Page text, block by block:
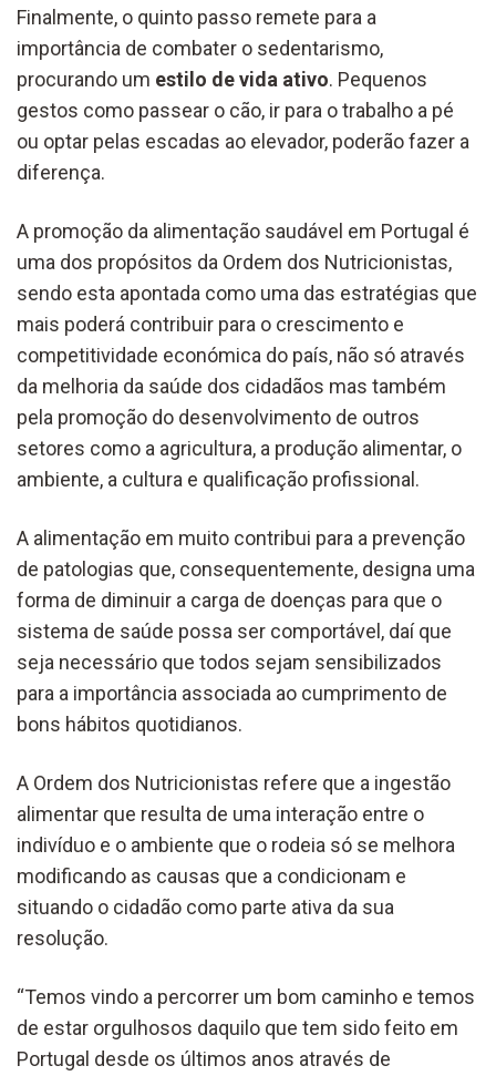
Finalmente, o quinto passo remete para a
importância de combater o sedentarismo,
procurando um estilo de vida ativo. Pequenos
gestos como passear o cão, ir para o trabalho a pé
ou optar pelas escadas ao elevador, poderão fazer a
diferença.
A promoção da alimentação saudável em Portugal é
uma dos propósitos da Ordem dos Nutricionistas,
sendo esta apontada como uma das estratégias que
mais poderá contribuir para o crescimento e
competitividade económica do país, não só através
da melhoria da saúde dos cidadãos mas também
pela promoção do desenvolvimento de outros
setores como a agricultura, a produção alimentar, o
ambiente, a cultura e qualificação profissional.
A alimentação em muito contribui para a prevenção
de patologias que, consequentemente, designa uma
forma de diminuir a carga de doenças para que o
sistema de saúde possa ser comportável, daí que
seja necessário que todos sejam sensibilizados
para a importância associada ao cumprimento de
bons hábitos quotidianos.
A Ordem dos Nutricionistas refere que a ingestão
alimentar que resulta de uma interação entre o
indivíduo e o ambiente que o rodeia só se melhora
modificando as causas que a condicionam e
situando o cidadão como parte ativa da sua
resolução.
“Temos vindo a percorrer um bom caminho e temos
de estar orgulhosos daquilo que tem sido feito em
Portugal desde os últimos anos através de